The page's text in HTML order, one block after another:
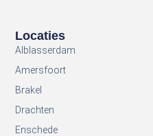
Locaties
Alblasserdam
Amersfoort
Brakel
Drachten
Enschede